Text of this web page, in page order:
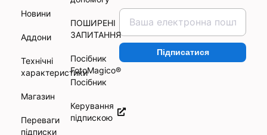
Новини
Аддони
Технічні
характеристики
Магазин
Переваги
підписки
ПОШИРЕНІ
ЗАПИТАННЯ
Посібник
FotoMagico®
Посібник
Керування
підпискою
Підписатися